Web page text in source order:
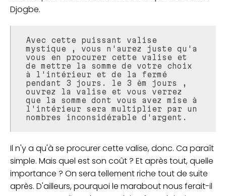
Djogbe.
Avec cette puissant valise
mystique , vous n'aurez juste qu'a
vous en procurer cette valise et
de mettre la somme de votre choix
à l'intérieur et de la fermé
pendant 3 jours. le 3 èm jours ,
ouvrez la valise et vous verrez
que la somme dont vous avez mise à
l'intérieur sera multiplier par un
nombres inconsidérable d'argent.
Il n'y a qu'à se procurer cette valise, donc. Ca paraît
simple. Mais quel est son coût ? Et après tout, quelle
importance ? On sera tellement riche tout de suite
après. D'ailleurs, pourquoi le marabout nous ferait-il